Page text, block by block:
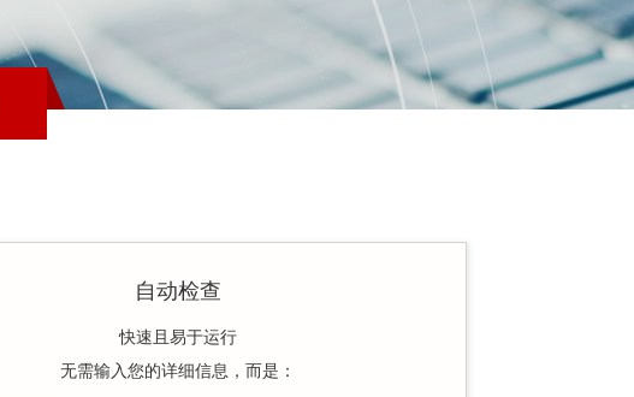
自动检查
快速且易于运行
无需输入您的详细信息，而是：